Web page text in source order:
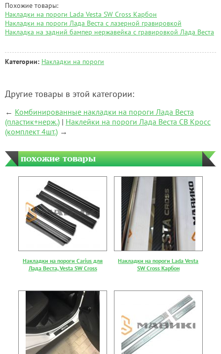
Похожие товары:
Накладки на пороги Lada Vesta SW Cross Карбон
Накладки на пороги Лада Веста с лазерной гравировкой
Накладка на задний бампер нержавейка с гравировкой Лада Веста
Категории: Накладки на пороги
Другие товары в этой категории:
← Комбинированные накладки на пороги Лада Веста
(пластик+нерж.) | Наклейки на пороги Лада Веста СВ Кросс
(комплект 4шт.) →
похожие товары
Накладки на пороги Carius для
Лада Веста, Vesta SW Cross
Накладки на пороги Lada Vesta
SW Cross Карбон